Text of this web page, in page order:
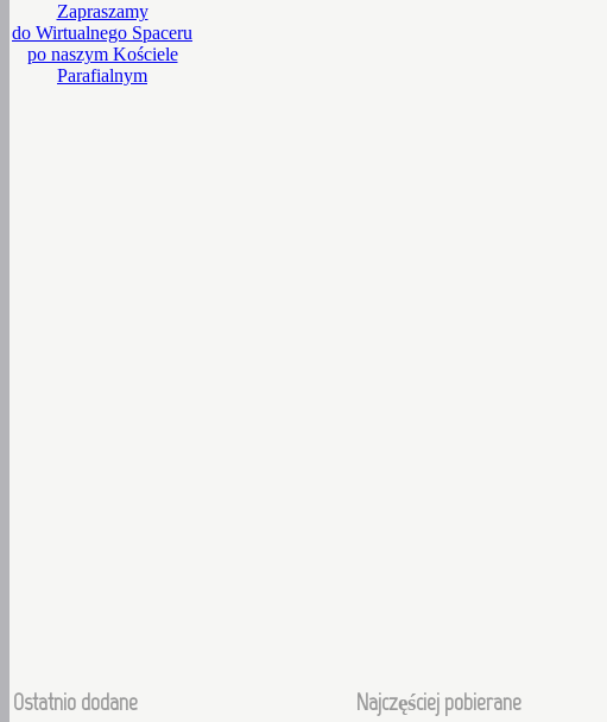
Zapraszamy
do Wirtualnego Spaceru
po naszym Kościele
Parafialnym
Ostatnio dodane Najczęściej pobierane